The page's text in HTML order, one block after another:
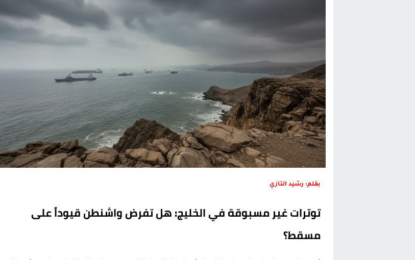
الحكومة الإسبانية تعلن عن ميزانية استثنائية بقيمة 25 مليون يورو لرعاية القاصرين في سبتة
قطاع نقل البضائع بالمغرب يلوح بإضراب وطني جراء ارتفاع أسعار الوقود
حريق بالمركب التجاري بالناظور يثير حالة استنفار أمني والوقاية المدنية تتدخل
زيادة تسعيرة النقل بالحسيمة تضع عمالة الإقليم تحت مجهر مطالب الشارع
بقلم: رشيد التازي
توترات غير مسبوقة في الخليج: هل تفرض واشنطن قيوداً على
مسقط؟